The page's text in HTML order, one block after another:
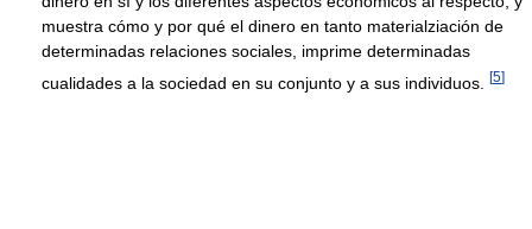
muestra cómo y por qué el dinero en tanto materialziación de
determinadas relaciones sociales, imprime determinadas
cualidades a la sociedad en su conjunto y a sus individuos.
[5]